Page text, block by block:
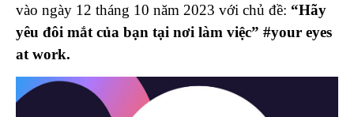
vào ngày 12 tháng 10 năm 2023 với chủ đề: “Hãy
yêu đôi mắt của bạn tại nơi làm việc” #your eyes
at work.